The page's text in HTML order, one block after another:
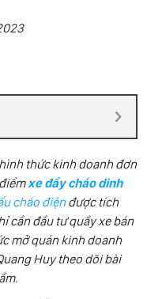
thức kinh doanh đơn
xe đẩy cháo dinh
cháo điệnđược tích
cần đầu tư quầy xe bán
mở quán kinh doanh
Huy theo dõi bài